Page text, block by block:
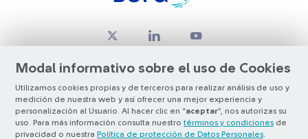
Modal informativo sobre el uso de Cookies
Utilizamos cookies propias y de terceros para realizar análisis de uso y
medición de nuestra web y así ofrecer una mejor experiencia y
personalización al Usuario. Al hacer clic en “aceptar”, nos autorizas su
uso. Para más información consulta nuestro términos y condiciones de
privacidad o nuestra Política de protección de Datos Personales
© Copyright Grupo SURA 2026